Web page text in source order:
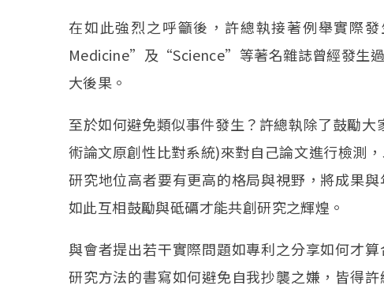
在如此強烈之呼籲後，許總執接著例舉實
Medicine”及“Science”等著名雜誌曾經發生
大後果。
至於如何避免類似事件發生？許總執除了鼓勵
術論文原創性比對系統)來對自己論文進行檢測
研究地位高者要有更高的格局與視野，將成果
如此互相鼓勵與砥礪才能共創研究之輝煌。
與會者提出若干實際問題如專利之分享如何才
研究方法的書寫如何避免自我抄襲之嫌，皆得